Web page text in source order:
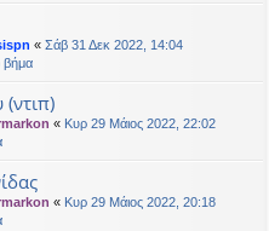
« Σάβ 31 Δεκ 2022, 14:04
βήμα
« Κυρ 29 Μάιος 2022, 22:02
« Κυρ 29 Μάιος 2022, 20:18